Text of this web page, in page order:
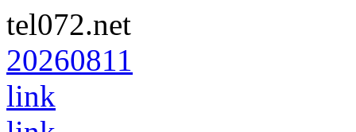
tel072.net
20260811
link